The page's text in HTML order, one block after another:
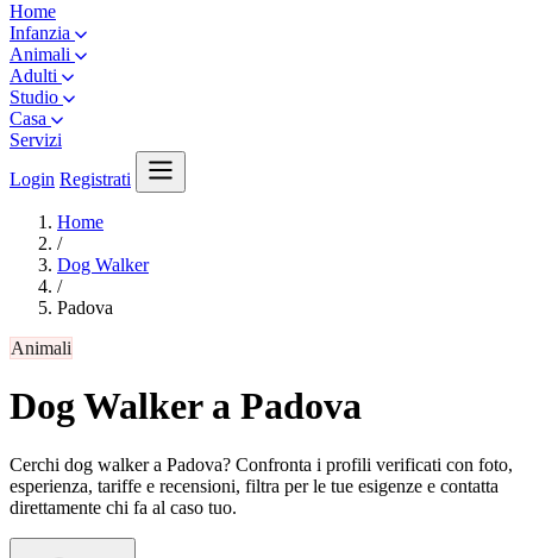
Home
Infanzia
Animali
Adulti
Studio
Casa
Servizi
Login Registrati
Home
/
Dog Walker
/
Padova
Animali
Dog Walker a Padova
Cerchi dog walker a Padova? Confronta i profili verificati con foto,
esperienza, tariffe e recensioni, filtra per le tue esigenze e contatta
direttamente chi fa al caso tuo.